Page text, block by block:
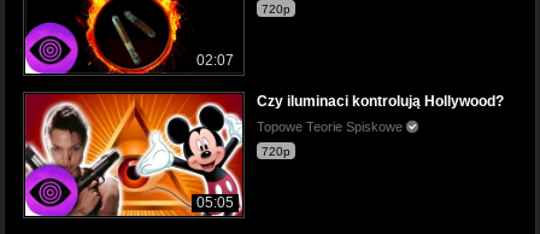
02:07
720p
05:05
Czy iluminaci kontrolują Hollywood?
Topowe Teorie Spiskowe
720p